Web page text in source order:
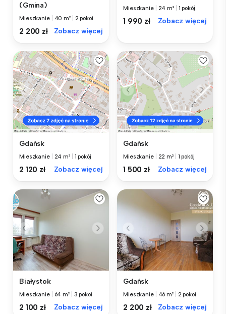
(Gmina)
Mieszkanie 40 m² 2 pokoi
2 200 zł Zobacz więcej
Mieszkanie 24 m² 1 pokój
1 990 zł Zobacz więcej
Gdańsk
Mieszkanie 24 m² 1 pokój
2 120 zł Zobacz więcej
Gdańsk
Mieszkanie 22 m² 1 pokój
1 500 zł Zobacz więcej
Białystok
Mieszkanie 64 m² 3 pokoi
2 100 zł Zobacz więcej
Gdańsk
Mieszkanie 46 m² 2 pokoi
2 200 zł Zobacz więcej